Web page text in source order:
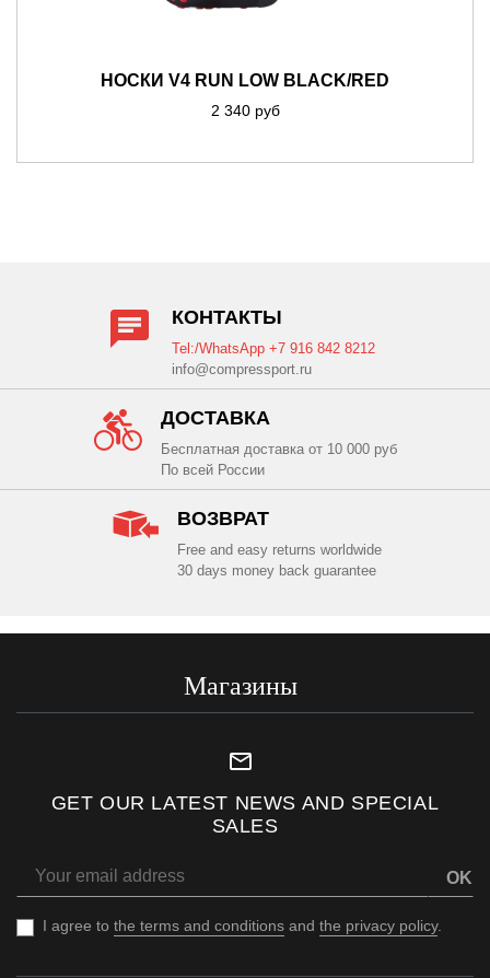
НОСКИ V4 RUN LOW BLACK/RED
2 340 руб
КОНТАКТЫ
Tel:/WhatsApp +7 916 842 8212
info@compressport.ru
ДОСТАВКА
Бесплатная доставка от 10 000 руб
По всей России
ВОЗВРАТ
Free and easy returns worldwide
30 days money back guarantee
Магазины
mail_outline
GET OUR LATEST NEWS AND SPECIAL
SALES
OK
I agree to the terms and conditions and the privacy policy.